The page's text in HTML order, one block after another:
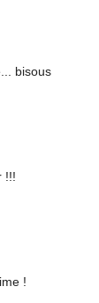
bisous
!!!
!